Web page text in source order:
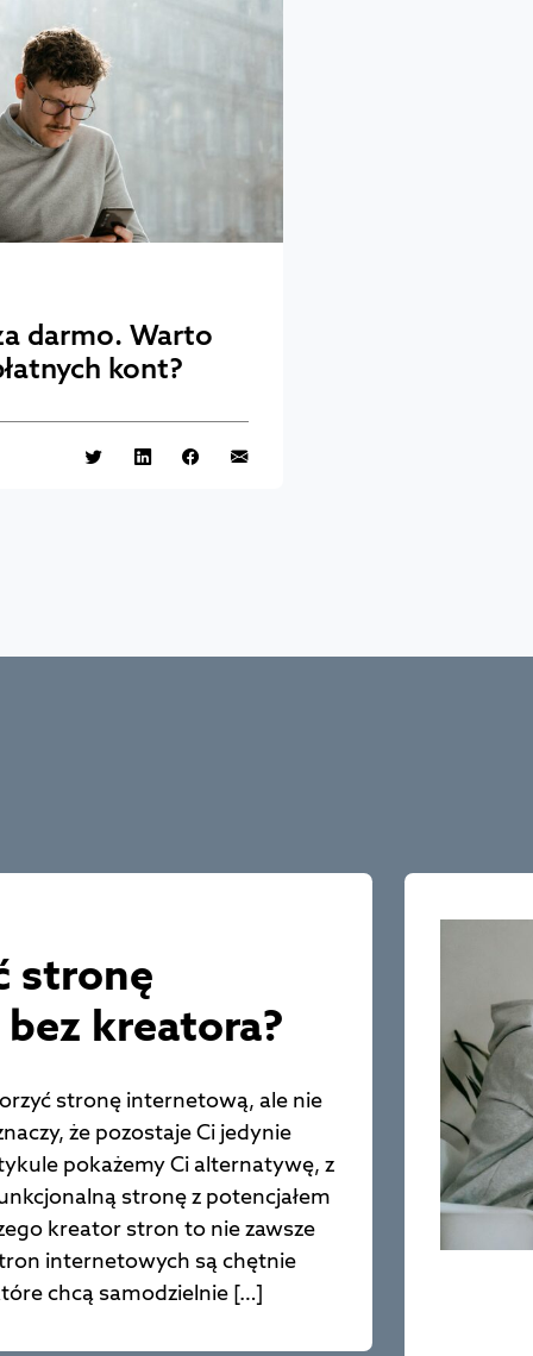
darmo. Warto
kont?
stronę
kreatora?
stronę internetową, ale nie
że pozostaje Ci jedynie
pokażemy Ci alternatywę, z
stronę z potencjałem
kreator stron to nie zawsze
internetowych są chętnie
chcą samodzielnie […]